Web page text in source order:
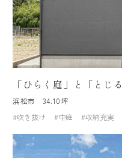
「ひらく庭」と「とじ
浜松市
34.10坪
#吹き抜け
#中庭 #収納充実